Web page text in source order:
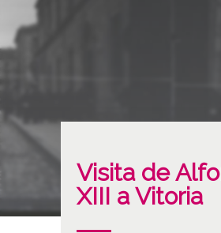
Visita de
XIII a Vitoria